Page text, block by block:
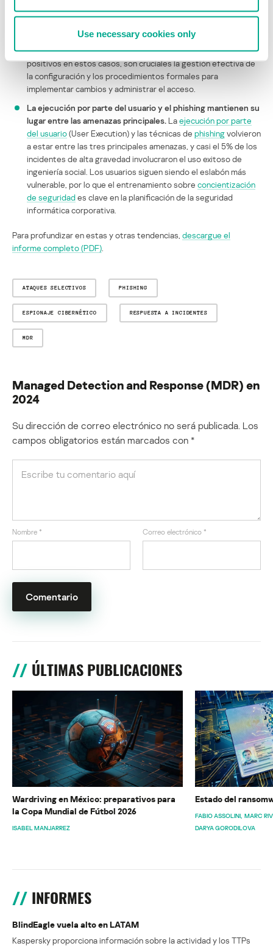
Use necessary cookies only
controles adecuados de configuración del sistema. Un gran
autorizados, como agregar cuentas a grupos privilegiados o
debilitar configuraciones seguras. Para minimizar los falsos
positivos en estos casos, son cruciales la gestión efectiva de
la configuración y los procedimientos formales para
implementar cambios y administrar el acceso.
La ejecución por parte del usuario y el phishing mantienen su
lugar entre las amenazas principales.Laejecución por parte
del usuario(User Execution) y las técnicas de phishingvolvieron
a estar entre las tres principales amenazas, y casi el 5% de los
incidentes de alta gravedad involucraron el uso exitoso de
ingeniería social. Los usuarios siguen siendo el eslabón más
vulnerable, por lo que el entrenamiento sobre concientización
de seguridades clave en la planificación de la seguridad
informática corporativa.
Para profundizar en estas y otras tendencias, descargue el
informe completo (PDF)
ATAQUES SELECTIVOS PHISHING
ESPIONAJE CIBERNÉTICO RESPUESTA A INCIDENTES
MDR
Managed Detection and Response (MDR) en
2024
Su dirección de correo electrónico no será publicada. Los
campos obligatorios están marcados con *
Nombre * Correo electrónico *
ÚLTIMAS PUBLICACIONES
Wardriving en México: preparativos para
la Copa Mundial de Fútbol 2026
ISABEL MANJARREZ
Estado del
FABIO ASSOLINI MARC
DARYA GORODILOVA
INFORMES
BlindEagle vuela alto en LATAM
Kaspersky proporciona información sobre la actividad y los TTPs